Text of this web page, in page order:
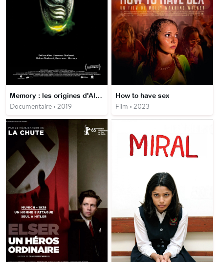
Memory : les origines d'Alien
Documentaire • 2019
How to have sex
Film • 2023